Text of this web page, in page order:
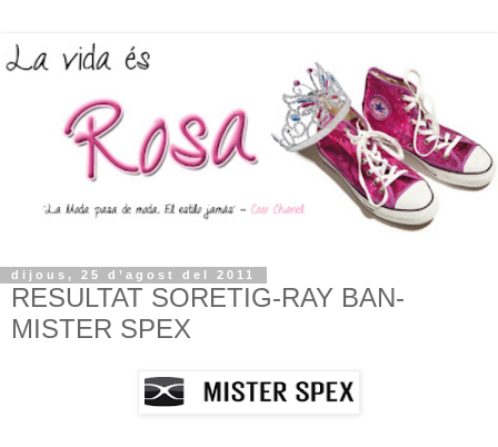
dijous, 25 d’agost del 2011
RESULTAT SORETIG-RAY BAN-
MISTER SPEX